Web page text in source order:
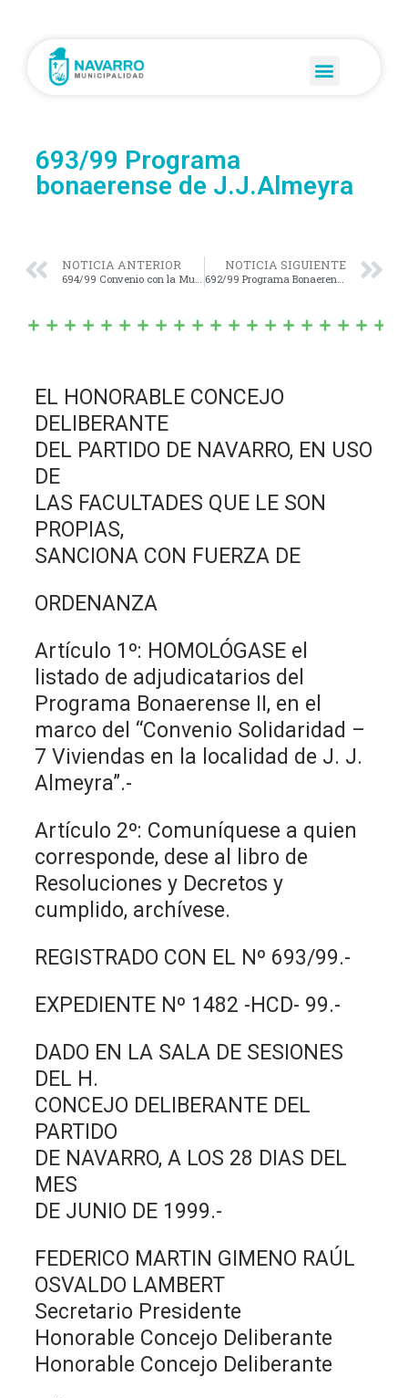
693/99 Programa
bonaerense de J.J.Almeyra
NOTICIA ANTERIOR
694/99 Convenio con la Municipalidad y Asistencia de adicciones
NOTICIA SIGUIENTE
692/99 Programa Bonaerense
EL HONORABLE CONCEJO
DELIBERANTE
DEL PARTIDO DE NAVARRO, EN USO
DE
LAS FACULTADES QUE LE SON
PROPIAS,
SANCIONA CON FUERZA DE
ORDENANZA
Artículo 1º: HOMOLÓGASE el
listado de adjudicatarios del
Programa Bonaerense II, en el
marco del “Convenio Solidaridad –
7 Viviendas en la localidad de J. J.
Almeyra”.-
Artículo 2º: Comuníquese a quien
corresponde, dese al libro de
Resoluciones y Decretos y
cumplido, archívese.
REGISTRADO CON EL Nº 693/99.-
EXPEDIENTE Nº 1482 -HCD- 99.-
DADO EN LA SALA DE SESIONES
DEL H.
CONCEJO DELIBERANTE DEL
PARTIDO
DE NAVARRO, A LOS 28 DIAS DEL
MES
DE JUNIO DE 1999.-
FEDERICO MARTIN GIMENO RAÚL
OSVALDO LAMBERT
Secretario Presidente
Honorable Concejo Deliberante
Honorable Concejo Deliberante